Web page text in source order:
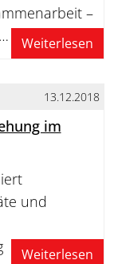
–
Weiterlesen
13.12.2018
im
und
Weiterlesen